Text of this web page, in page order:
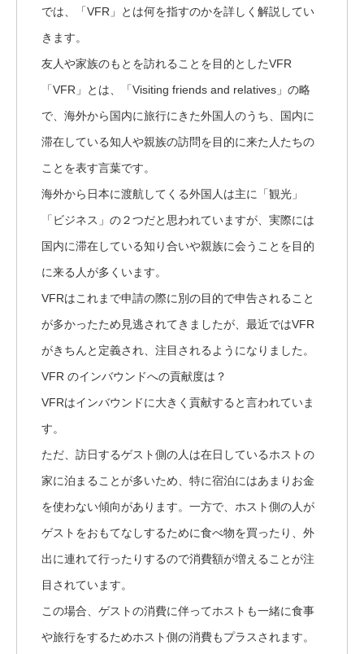
では、「VFR」とは何を指すのかを詳しく解説してい
きます。
友人や家族のもとを訪れることを目的としたVFR
「VFR」とは、「Visiting friends and relatives」の略
で、海外から国内に旅行にきた外国人のうち、国内に
滞在している知人や親族の訪問を目的に来た人たちの
ことを表す言葉です。
海外から日本に渡航してくる外国人は主に「観光」
「ビジネス」の２つだと思われていますが、実際には
国内に滞在している知り合いや親族に会うことを目的
に来る人が多くいます。
VFRはこれまで申請の際に別の目的で申告されること
が多かったため見逃されてきましたが、最近ではVFR
がきちんと定義され、注目されるようになりました。
VFR のインバウンドへの貢献度は？
VFRはインバウンドに大きく貢献すると言われていま
す。
ただ、訪日するゲスト側の人は在日しているホストの
家に泊まることが多いため、特に宿泊にはあまりお金
を使わない傾向があります。一方で、ホスト側の人が
ゲストをおもてなしするために食べ物を買ったり、外
出に連れて行ったりするので消費額が増えることが注
目されています。
この場合、ゲストの消費に伴ってホストも一緒に食事
や旅行をするためホスト側の消費もプラスされます。